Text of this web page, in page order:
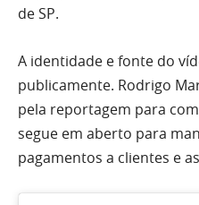
de SP.
A identidade e fonte do
publicamente. Rodrigo
pela reportagem para
segue em aberto para
pagamentos a clientes e